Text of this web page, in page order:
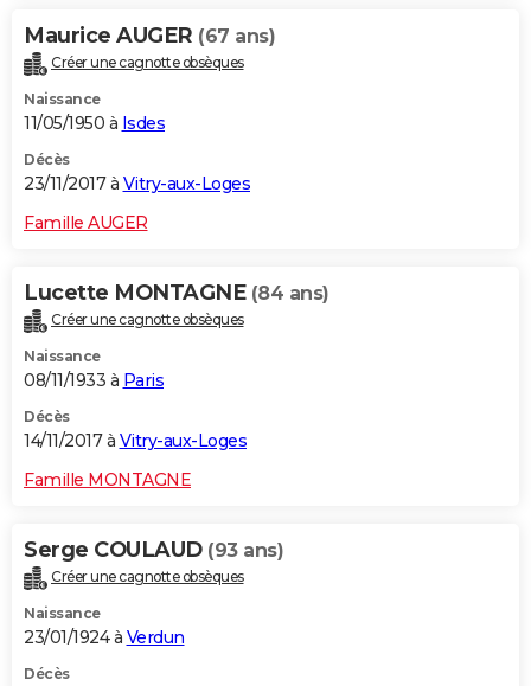
Maurice AUGER (67 ans)
Créer une cagnotte obsèques
Naissance
11/05/1950 à Isdes
Décès
23/11/2017 à Vitry-aux-Loges
Famille AUGER
Lucette MONTAGNE (84 ans)
Créer une cagnotte obsèques
Naissance
08/11/1933 à Paris
Décès
14/11/2017 à Vitry-aux-Loges
Famille MONTAGNE
Serge COULAUD (93 ans)
Créer une cagnotte obsèques
Naissance
23/01/1924 à Verdun
Décès